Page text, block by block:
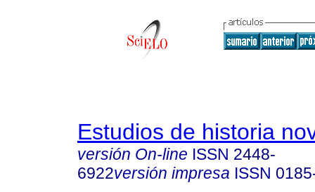
Estudios de historia
versión On-line ISSN 2448-
6922versión impresa ISSN